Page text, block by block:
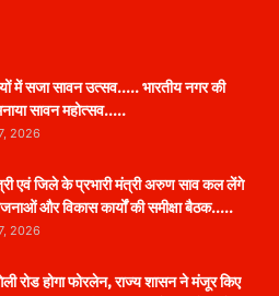
में सजा सावन उत्सव….. भारतीय नगर की
सावन महोत्सव…..
2026
एवं जिले के प्रभारी मंत्री अरुण साव कल लेंगे
और विकास कार्यों की समीक्षा बैठक…..
2026
रोड होगा फोरलेन, राज्य शासन ने मंजूर किए